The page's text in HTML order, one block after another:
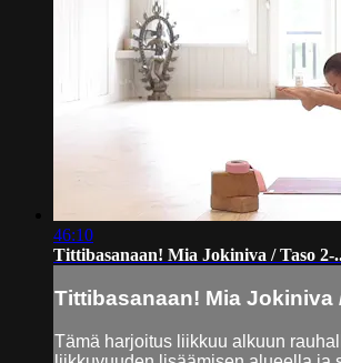
46:10
Tittibasanaan! Mia Jokiniva / Taso 2-
Tittibasanaan! Mia Jokiniva
Tämä harjoitus liikkuu alkuun